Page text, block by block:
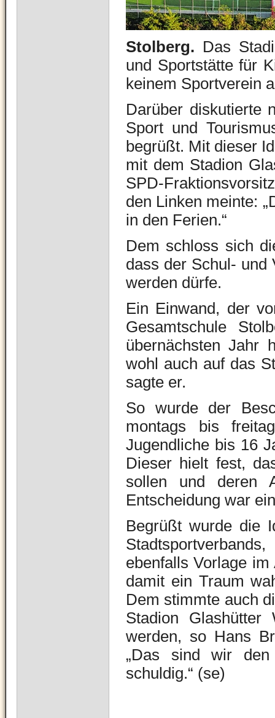
Stolberg. Das
und Sportstätte für
keinem Sportverein
Darüber diskutierte
Sport und
begrüßt. Mit dieser
mit dem Stadion
SPD-
den Linken meinte:
in den Ferien.“
Dem schloss sich
dass der Schul- und
werden dürfe.
Ein Einwand, der
Gesamtschule
übernächsten Jahr
wohl auch auf das
sagte er.
So wurde der
montags bis
Jugendliche bis 16
Dieser hielt fest,
sollen und deren
Entscheidung war
Begrüßt wurde die
ebenfalls Vorlage
damit ein Traum
Dem stimmte auch
Stadion Glashütter
werden, so Hans
„Das sind wir den
schuldig.“ (se)